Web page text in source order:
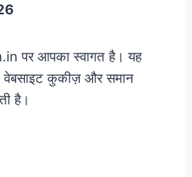
पर आपका स्वागत है। यह
वेबसाइट कुकीज़ और समान
है।